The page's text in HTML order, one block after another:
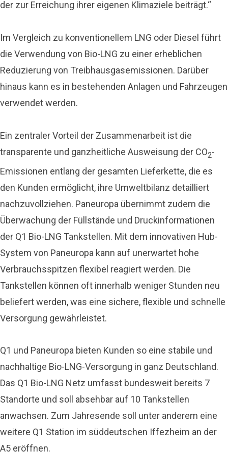
der zur Erreichung ihrer eigenen Klimaziele beiträgt.“
Im Vergleich zu konventionellem LNG oder Diesel führt
die Verwendung von Bio-LNG zu einer erheblichen
Reduzierung von Treibhausgasemissionen. Darüber
hinaus kann es in bestehenden Anlagen und Fahrzeugen
verwendet werden.
Ein zentraler Vorteil der Zusammenarbeit ist die
transparente und ganzheitliche Ausweisung der CO2-
Emissionen entlang der gesamten Lieferkette, die es
den Kunden ermöglicht, ihre Umweltbilanz detailliert
nachzuvollziehen. Paneuropa übernimmt zudem die
Überwachung der Füllstände und Druckinformationen
der Q1 Bio-LNG Tankstellen. Mit dem innovativen Hub-
System von Paneuropa kann auf unerwartet hohe
Verbrauchsspitzen flexibel reagiert werden. Die
Tankstellen können oft innerhalb weniger Stunden neu
beliefert werden, was eine sichere, flexible und schnelle
Versorgung gewährleistet.
Q1 und Paneuropa bieten Kunden so eine stabile und
nachhaltige Bio-LNG-Versorgung in ganz Deutschland.
Das Q1 Bio-LNG Netz umfasst bundesweit bereits 7
Standorte und soll absehbar auf 10 Tankstellen
anwachsen. Zum Jahresende soll unter anderem eine
weitere Q1 Station im süddeutschen Iffezheim an der
A5 eröffnen.